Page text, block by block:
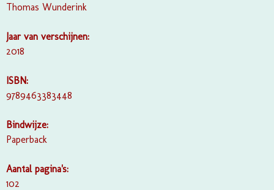
Thomas Wunderink
Jaar van verschijnen:
2018
ISBN:
9789463383448
Bindwijze:
Paperback
Aantal pagina's:
102